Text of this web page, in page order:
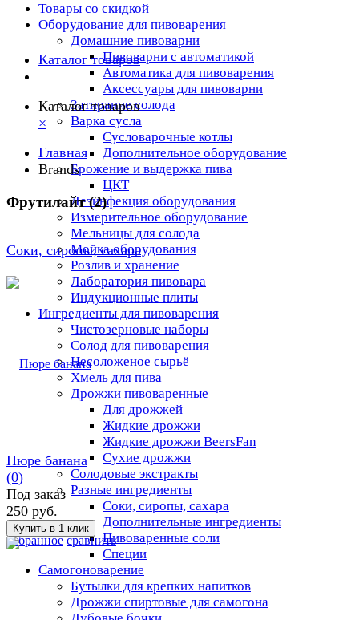
Товары со скидкой
Оборудование для пивоварения
Домашние пивоварни
Пивоварни с автоматикой
Автоматика для пивоварения
Аксессуары для пивоварни
Затирание солода
Варка сусла
Cусловарочные котлы
Дополнительное оборудование
Брожение и выдержка пива
ЦКТ
Дезинфекция оборудования
Измерительное оборудование
Мельницы для солода
Мойка оборудования
Розлив и хранение
Лаборатория пивовара
Индукционные плиты
Ингредиенты для пивоварения
Чистозерновые наборы
Солод для пивоварения
Несоложеное сырьё
Хмель для пива
Дрожжи пивоваренные
Для дрожжей
Жидкие дрожжи
Жидкие дрожжи BeersFan
Сухие дрожжи
Солодовые экстракты
Разные ингредиенты
Соки, сиропы, сахара
Дополнительные ингредиенты
Пивоваренные соли
Специи
Самогоноварение
Бутылки для крепких напитков
Дрожжи спиртовые для самогона
Каталог товаров
Каталог товаров
×
Главная
Brands
Фрутилайт (2)
Соки, сиропы, сахара
избранное сравнить
Пюре банана
(0)
Под заказ
250 руб.